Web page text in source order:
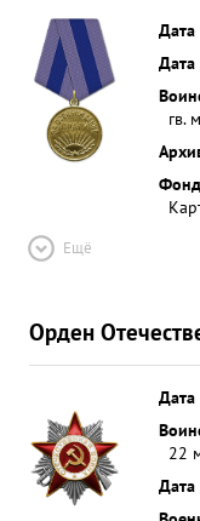
Дата
гв.
Ещё
Орден
22
Дата